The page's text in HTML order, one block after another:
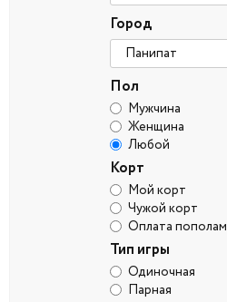
Город
Пол
Мужчина
Женщина
Любой
Корт
Мой корт
Чужой корт
Оплата пополам
Тип игры
Одиночная
Парная